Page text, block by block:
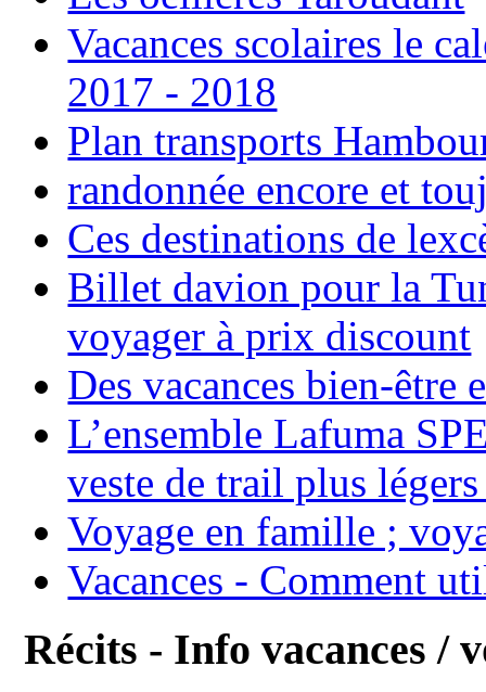
Vacances scolaires le
2017 - 2018
Plan transports
randonnée encore et
Ces destinations de
Billet davion pour la
voyager à prix discount
Des vacances bien-être
L’ensemble Lafuma
veste de trail plus
Voyage en famille ;
Vacances - Comment
Récits - Info vacances /